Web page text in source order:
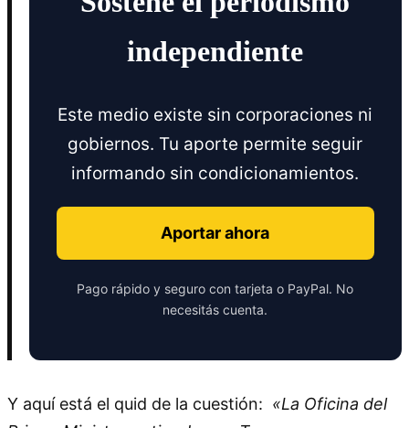
independiente
Este medio existe sin corporaciones ni
gobiernos. Tu aporte permite seguir
informando sin condicionamientos.
Aportar ahora
Pago rápido y seguro con tarjeta o PayPal. No
necesitás cuenta.
Y aquí está el quid de la cuestión: «La Oficina del